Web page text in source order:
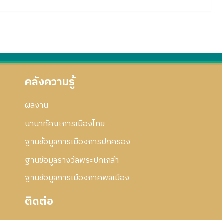
คลังความรู้
ผลงาน
นานาทัศนะการเมืองไทย
ฐานข้อมูลการเมืองการปกครอง
ฐานข้อมูลรางวัลพระปกเกล้า
ฐานข้อมูลการเมืองภาคพลเมือง
ติดต่อ